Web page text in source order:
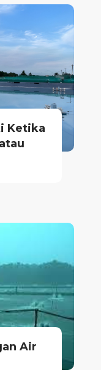
Ketika
Air